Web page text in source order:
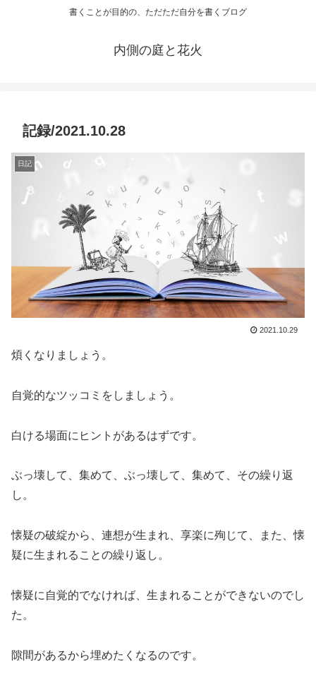
書くことが目的の、ただただ自分を書くブログ
内側の庭と花火
記録/2021.10.28
日記
2021.10.29
煩くなりましょう。
自覚的なツッコミをしましょう。
白ける場面にヒントがあるはずです。
ぶっ壊して、集めて、ぶっ壊して、集めて、その繰り返
し。
懐疑の破綻から、連想が生まれ、享楽に殉じて、また、懐
疑に生まれることの繰り返し。
懐疑に自覚的でなければ、生まれることができないのでし
た。
隙間があるから埋めたくなるのです。